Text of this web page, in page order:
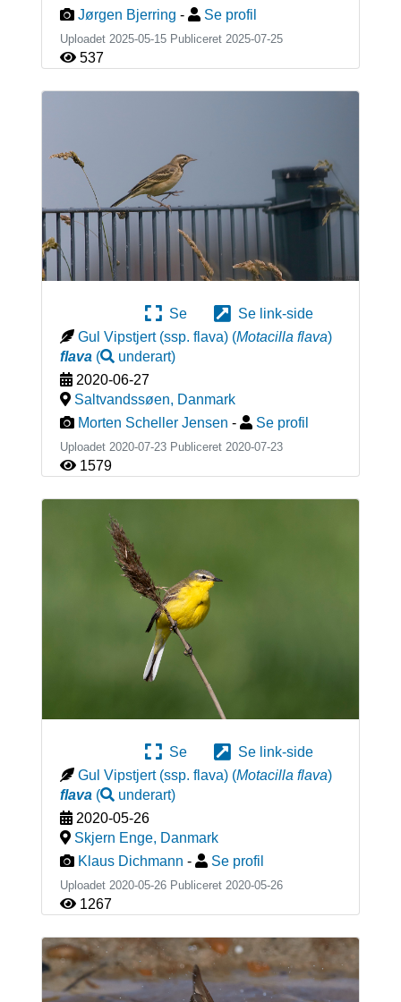
Jørgen Bjerring - Se profil
Uploadet 2025-05-15 Publiceret 2025-07-25
537
Se
Se link-side
Gul Vipstjert (ssp. flava) (Motacilla flava)
flava( underart)
2020-06-27
Saltvandssøen, Danmark
Morten Scheller Jensen - Se profil
Uploadet 2020-07-23 Publiceret 2020-07-23
1579
Se
Se link-side
Gul Vipstjert (ssp. flava) (Motacilla flava)
flava( underart)
2020-05-26
Skjern Enge, Danmark
Klaus Dichmann - Se profil
Uploadet 2020-05-26 Publiceret 2020-05-26
1267